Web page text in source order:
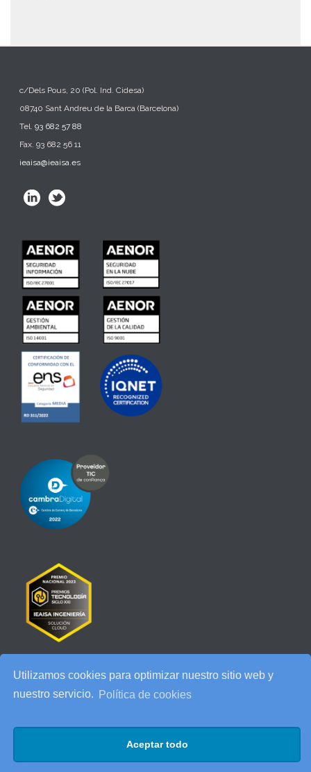
Utilizamos cookies para optimizar nuestro sitio web y
nuestro servicio.
Política de cookies
Aceptar todo
c/Dels Pous, 20 (Pol. Ind. Cidesa)
08740 Sant Andreu de la Barca (Barcelona)
Tel.93 682 57 88
Fax. 93 682 56 11
ieaisa@ieaisa.es
IA de ESADE
25 años de IEAISA: una celebración para recordar
AI Act: qué cambia para tu empresa y cómo prepararte